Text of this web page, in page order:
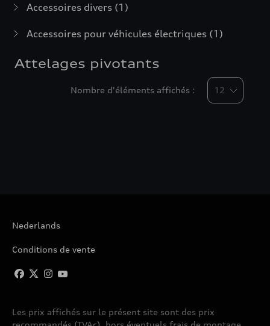
Accessoires divers (1)
Accessoires pour véhicules électriques (1)
Attelages pivotants
Nombre d'éléments affichés :
Nederlands
Conditions de vente
Les prix affichés sur le présent site sont des prix